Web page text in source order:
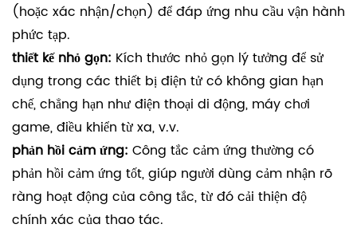
(hoặc xác nhận/chọn) để đáp ứng nhu cầu vận hành
phức tạp.
thiết kế nhỏ gọn: Kích thước nhỏ gọn lý tưởng để sử
dụng trong các thiết bị điện tử có không gian hạn
chế, chẳng hạn như điện thoại di động, máy chơi
game, điều khiển từ xa, v.v.
phản hồi cảm ứng: Công tắc cảm ứng thường có
phản hồi cảm ứng tốt, giúp người dùng cảm nhận rõ
ràng hoạt động của công tắc, từ đó cải thiện độ
chính xác của thao tác.